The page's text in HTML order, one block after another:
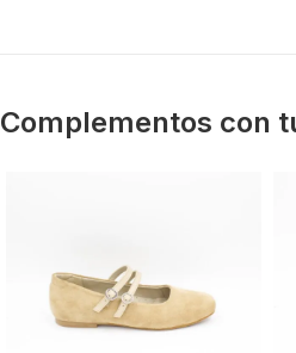
Complementos con